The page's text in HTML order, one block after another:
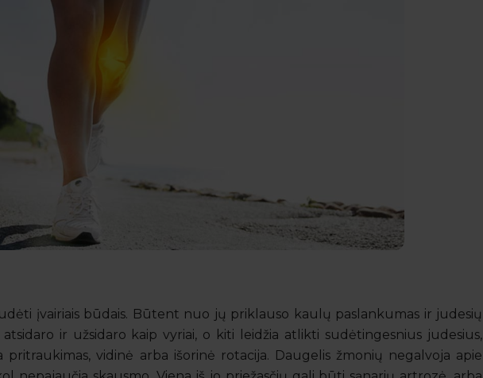
įvairiais būdais. Būtent nuo jų priklauso kaulų paslankumas ir judesių
ir užsidaro kaip vyriai, o kiti leidžia atlikti sudėtingesnius judesius,
vidinė arba išorinė rotacija. Daugelis žmonių negalvoja apie